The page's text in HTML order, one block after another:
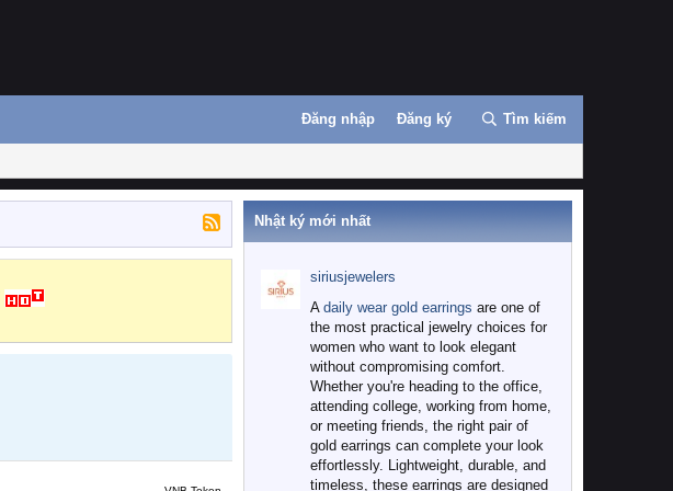
Đăng nhập Đăng ký Tìm kiếm
Nhật ký mới nhất
siriusjewelers
A daily wear gold earrings are one of
the most practical jewelry choices for
women who want to look elegant
without compromising comfort.
Whether you're heading to the office,
attending college, working from home,
or meeting friends, the right pair of
gold earrings can complete your look
effortlessly. Lightweight, durable, and
timeless, these earrings are designed